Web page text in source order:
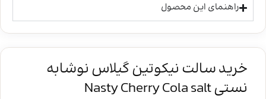
راهنمای این محصول
خرید سالت نیکوتین گیلاس نوشابه
نستی Nasty Cherry Cola salt